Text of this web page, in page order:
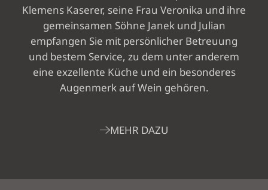
Klemens Kaserer, seine Frau Veronika und ihre
gemeinsamen Söhne Janek und Julian
empfangen Sie mit persönlicher Betreuung
und bestem Service, zu dem unter anderem
eine exzellente Küche und ein besonderes
Augenmerk auf Wein gehören.
MEHR DAZU